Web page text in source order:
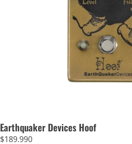
Earthquaker Devices Hoof
$189.990